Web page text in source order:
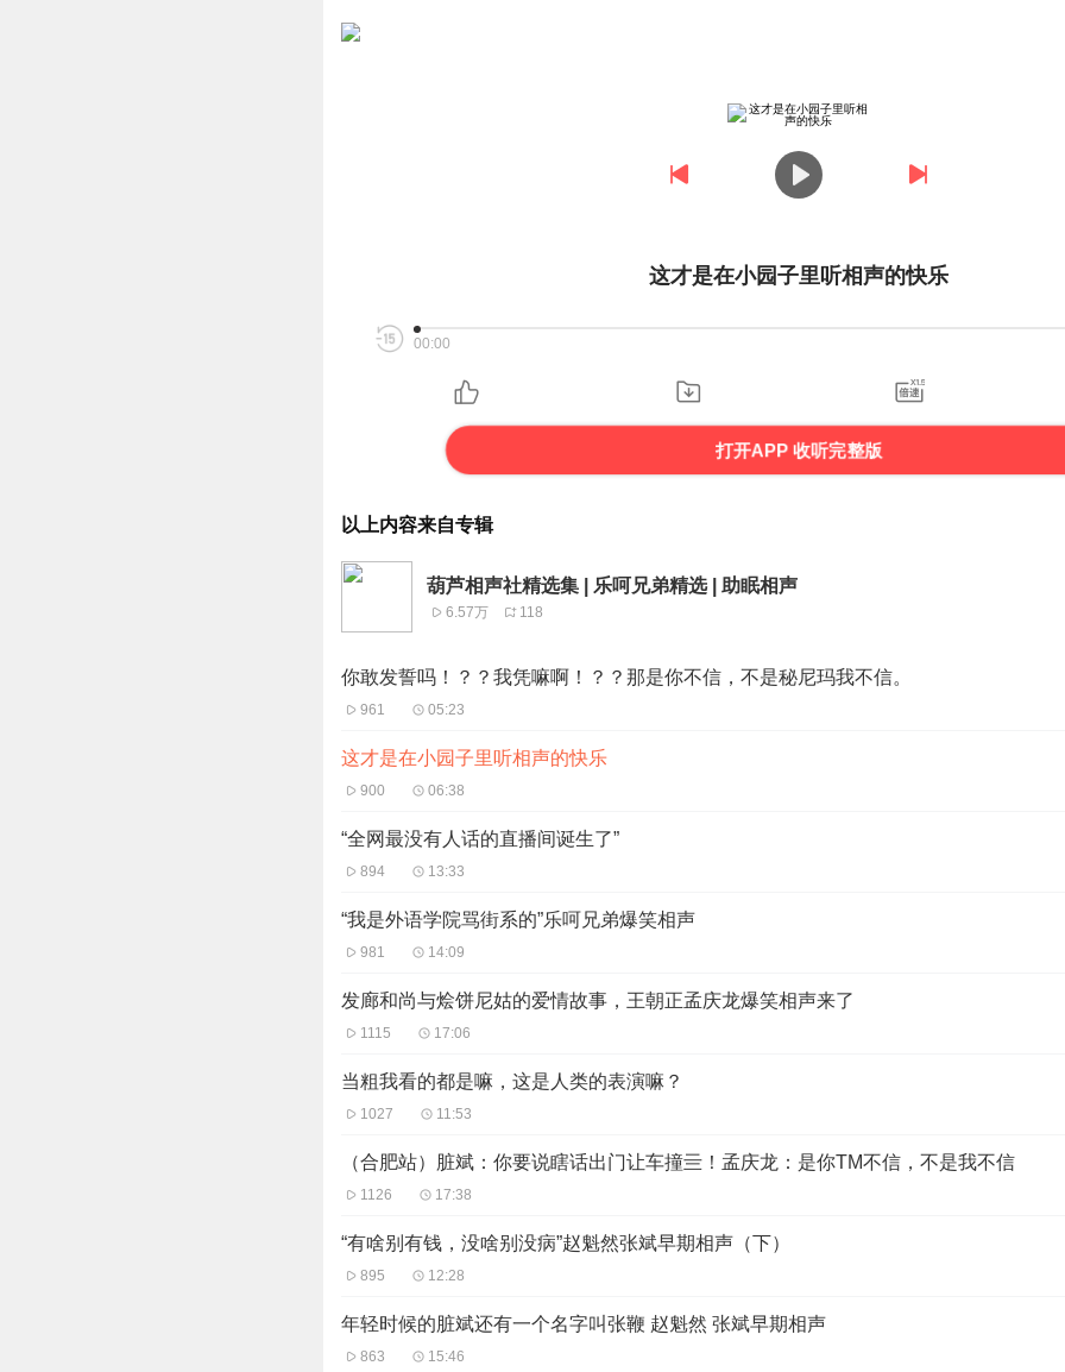
这才是在小园子里听相声的快乐
00:00
打开APP 收听完整版
以上内容来自专辑
葫芦相声社精选集 | 乐呵兄弟精选 | 助眠相声
6.57万 118
你敢发誓吗！？？我凭嘛啊！？？那是你不信，不是秘尼玛我不信。
961 05:23
这才是在小园子里听相声的快乐
900 06:38
“全网最没有人话的直播间诞生了”
894 13:33
“我是外语学院骂街系的”乐呵兄弟爆笑相声
981 14:09
发廊和尚与烩饼尼姑的爱情故事，王朝正孟庆龙爆笑相声来了
1115 17:06
当粗我看的都是嘛，这是人类的表演嘛？
1027 11:53
（合肥站）脏斌：你要说瞎话出门让车撞亖！孟庆龙：是你TM不信，不是我不信
1126 17:38
“有啥别有钱，没啥别没病”赵魁然张斌早期相声（下）
895 12:28
年轻时候的脏斌还有一个名字叫张鞭 赵魁然 张斌早期相声
863 15:46